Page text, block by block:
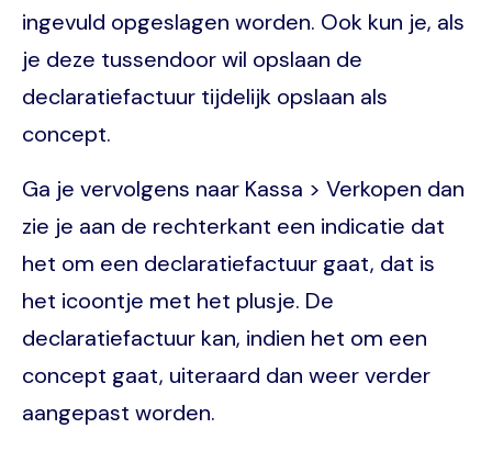
ingevuld opgeslagen worden. Ook kun je, als
je deze tussendoor wil opslaan de
declaratiefactuur tijdelijk opslaan als
concept.
Ga je vervolgens naar Kassa > Verkopen dan
zie je aan de rechterkant een indicatie dat
het om een declaratiefactuur gaat, dat is
het icoontje met het plusje. De
declaratiefactuur kan, indien het om een
concept gaat, uiteraard dan weer verder
aangepast worden.